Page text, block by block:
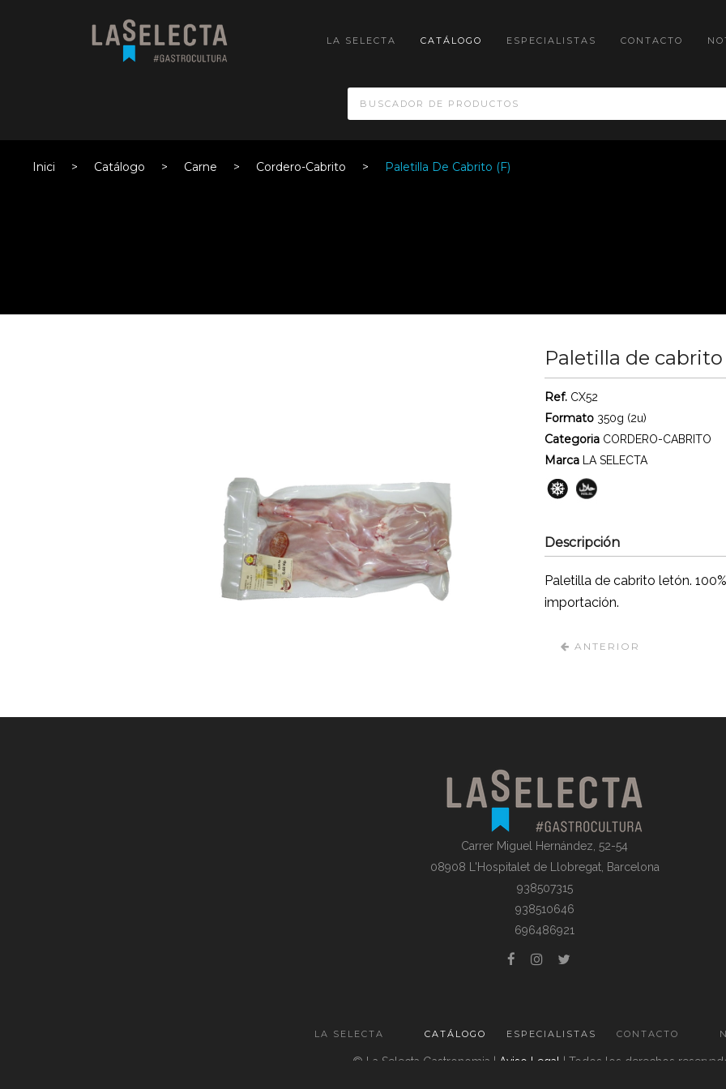
LA SELECTA CATÁLOGO ESPECIALISTAS CONTACTO
Inici Catálogo Carne Cordero-Cabrito Paletilla De Cabrito (F)
Paletilla de cabrito
Ref. CX52
Formato 350g (2u)
Categoria CORDERO-CABRITO
Marca LA SELECTA
Descripción
Paletilla de cabrito letón.
importación.
ANTERIOR
Carrer Miguel Hernández, 52-54
08908 L'Hospitalet de Llobregat, Barcelona
938507315
938510646
696486921
LA SELECTA CATÁLOGO ESPECIALISTAS CONTACTO
© La Selecta Gastronomia | Aviso Legal | Todos los derechos